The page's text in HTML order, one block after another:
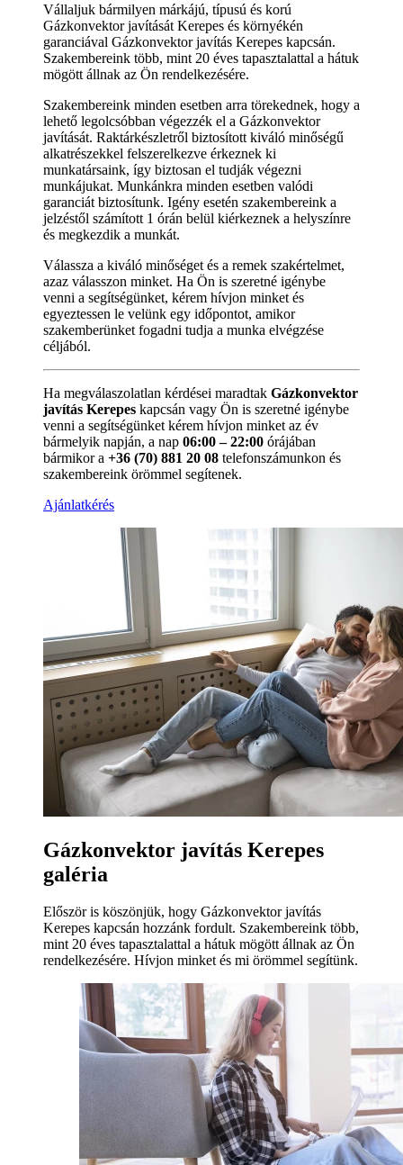
Vállaljuk bármilyen márkájú, típusú és korú
Gázkonvektor javítását Kerepes és környékén
garanciával Gázkonvektor javítás Kerepes kapcsán.
Szakembereink több, mint 20 éves tapasztalattal a hátuk
mögött állnak az Ön rendelkezésére.
Szakembereink minden esetben arra törekednek, hogy a
lehető legolcsóbban végezzék el a Gázkonvektor
javítását. Raktárkészletről biztosított kiváló minőségű
alkatrészekkel felszerelkezve érkeznek ki
munkatársaink, így biztosan el tudják végezni
munkájukat. Munkánkra minden esetben valódi
garanciát biztosítunk. Igény esetén szakembereink a
jelzéstől számított 1 órán belül kiérkeznek a helyszínre
és megkezdik a munkát.
Válassza a kiváló minőséget és a remek szakértelmet,
azaz válasszon minket. Ha Ön is szeretné igénybe
venni a segítségünket, kérem hívjon minket és
egyeztessen le velünk egy időpontot, amikor
szakemberünket fogadni tudja a munka elvégzése
céljából.
Ha megválaszolatlan kérdései maradtak Gázkonvektor
javítás Kerepes kapcsán vagy Ön is szeretné igénybe
venni a segítségünket kérem hívjon minket az év
bármelyik napján, a nap 06:00 – 22:00 órájában
bármikor a +36 (70) 881 20 08 telefonszámunkon és
szakembereink örömmel segítenek.
Ajánlatkérés
Gázkonvektor javítás Kerepes
galéria
Először is köszönjük, hogy Gázkonvektor javítás
Kerepes kapcsán hozzánk fordult. Szakembereink több,
mint 20 éves tapasztalattal a hátuk mögött állnak az Ön
rendelkezésére. Hívjon minket és mi örömmel segítünk.